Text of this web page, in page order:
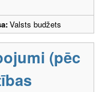
Valsts budžets
(pēc